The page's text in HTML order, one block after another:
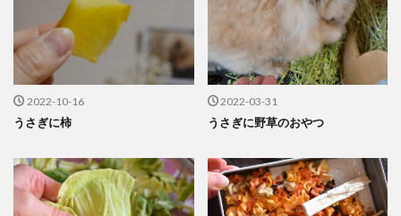
2022-10-16
うさぎに柿
2022-03-31
うさぎに野草のおやつ